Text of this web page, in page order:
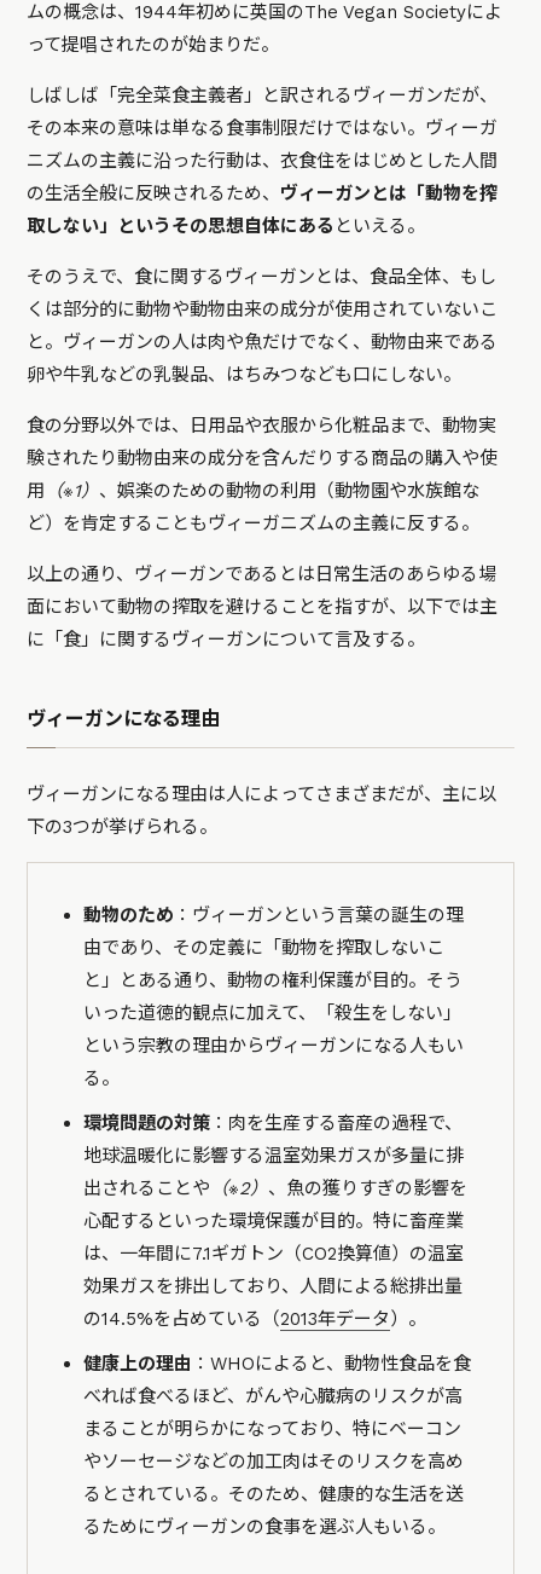
ムの概念は、1944年初めに英国のThe Vegan Societyによ
って提唱されたのが始まりだ。
しばしば「完全菜食主義者」と訳されるヴィーガンだが、
その本来の意味は単なる食事制限だけではない。ヴィーガ
ニズムの主義に沿った行動は、衣食住をはじめとした人間
の生活全般に反映されるため、 ヴィーガンとは「動物を搾
取しない」というその思想自体にある といえる。
そのうえで、食に関するヴィーガンとは、食品全体、もし
くは部分的に動物や動物由来の成分が使用されていないこ
と。ヴィーガンの人は肉や魚だけでなく、動物由来である
卵や牛乳などの乳製品、はちみつなども口にしない。
食の分野以外では、日用品や衣服から化粧品まで、動物実
験されたり動物由来の成分を含んだりする商品の購入や使
用 （※1） 、娯楽のための動物の利用（動物園や水族館な
ど）を肯定することもヴィーガニズムの主義に反する。
以上の通り、ヴィーガンであるとは日常生活のあらゆる場
面において動物の搾取を避けることを指すが、以下では主
に「食」に関するヴィーガンについて言及する。
ヴィーガンになる理由
ヴィーガンになる理由は人によってさまざまだが、主に以
下の3つが挙げられる。
動物のため ：ヴィーガンという言葉の誕生の理
由であり、その定義に「動物を搾取しないこ
と」とある通り、動物の権利保護が目的。そう
いった道徳的観点に加えて、「殺生をしない」
という宗教の理由からヴィーガンになる人もい
る。
環境問題の対策 ：肉を生産する畜産の過程で、
地球温暖化に影響する温室効果ガスが多量に排
出されることや （※2） 、魚の獲りすぎの影響を
心配するといった環境保護が目的。特に畜産業
は、一年間に7.1ギガトン（CO2換算値）の温室
効果ガスを排出しており、人間による総排出量
の14.5%を占めている（2013年データ）。
健康上の理由 ：WHOによると、動物性食品を食
べれば食べるほど、がんや心臓病のリスクが高
まることが明らかになっており、特にベーコン
やソーセージなどの加工肉はそのリスクを高め
るとされている。そのため、健康的な生活を送
るためにヴィーガンの食事を選ぶ人もいる。